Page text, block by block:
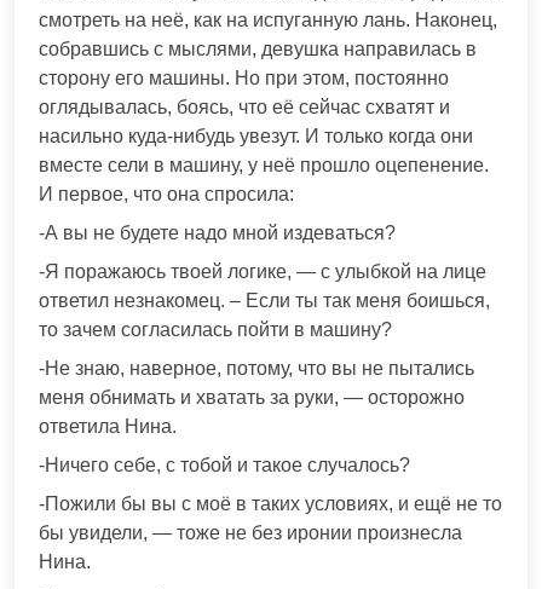
смотреть на неё, как на испуганную лань. Наконец,
собравшись с мыслями, девушка направилась в
сторону его машины. Но при этом, постоянно
оглядывалась, боясь, что её сейчас схватят и
насильно куда-нибудь увезут. И только когда они
вместе сели в машину, у неё прошло оцепенение.
И первое, что она спросила:
-А вы не будете надо мной издеваться?
-Я поражаюсь твоей логике, — с улыбкой на лице
ответил незнакомец. – Если ты так меня боишься,
то зачем согласилась пойти в машину?
-Не знаю, наверное, потому, что вы не пытались
меня обнимать и хватать за руки, — осторожно
ответила Нина.
-Ничего себе, с тобой и такое случалось?
-Пожили бы вы с моё в таких условиях, и ещё не то
бы увидели, — тоже не без иронии произнесла
Нина.